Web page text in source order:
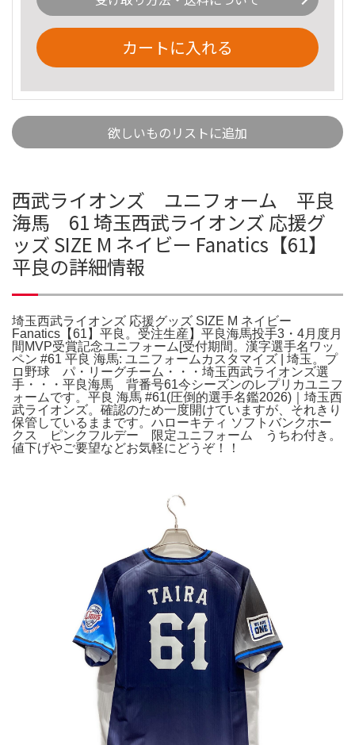
カートに入れる
欲しいものリストに追加
西武ライオンズ ユニフォーム 平良
海馬 61 埼玉西武ライオンズ 応援グ
ッズ SIZE M ネイビー Fanatics【61】
平良の詳細情報
埼玉西武ライオンズ 応援グッズ SIZE M ネイビー
Fanatics【61】平良。受注生産】平良海馬投手3・4月度月
間MVP受賞記念ユニフォーム[受付期間。漢字選手名ワッ
ペン #61 平良 海馬: ユニフォームカスタマイズ | 埼玉。プ
ロ野球 パ・リーグチーム・・・埼玉西武ライオンズ選
手・・・平良海馬 背番号61今シーズンのレプリカユニフ
ォームです。平良 海馬 #61(圧倒的選手名鑑2026)｜埼玉西
武ライオンズ。確認のため一度開けていますが、それきり
保管しているままです。ハローキティ ソフトバンクホー
クス ピンクフルデー 限定ユニフォーム うちわ付き。
値下げやご要望などお気軽にどうぞ！！